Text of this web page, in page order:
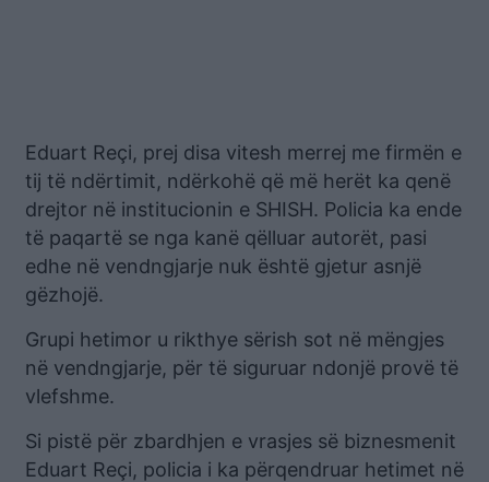
Eduart Reçi, prej disa vitesh merrej me firmën e
tij të ndërtimit, ndërkohë që më herët ka qenë
drejtor në institucionin e SHISH. Policia ka ende
të paqartë se nga kanë qëlluar autorët, pasi
edhe në vendngjarje nuk është gjetur asnjë
gëzhojë.
Grupi hetimor u rikthye sërish sot në mëngjes
në vendngjarje, për të siguruar ndonjë provë të
vlefshme.
Si pistë për zbardhjen e vrasjes së biznesmenit
Eduart Reçi, policia i ka përqendruar hetimet në